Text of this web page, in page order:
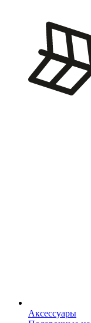
Аксессуары